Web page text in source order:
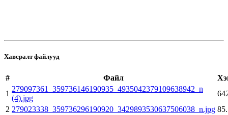
Хавсралт файлууд
# Файл
1
279097361_359736146190935_4935042379109638942_n
(4).jpg
2 279023338_359736296190920_3429893530637506038_n.jpg